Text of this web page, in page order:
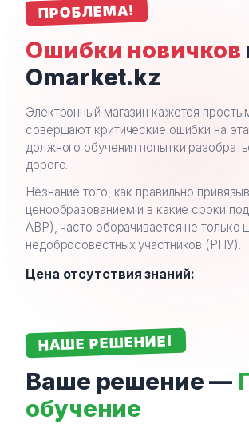
ПРОБЛЕМА!
Ошибки новичков
Omarket.kz
Электронный магазин кажется
совершают критические ошибки на
должного обучения попытки
дорого.
Незнание того, как правильно
ценообразованием и в какие сроки
АВР), часто оборачивается не только
недобросовестных участников (РНУ).
Цена отсутствия знаний:
НАШЕ РЕШЕНИЕ!
Ваше решение —
обучение